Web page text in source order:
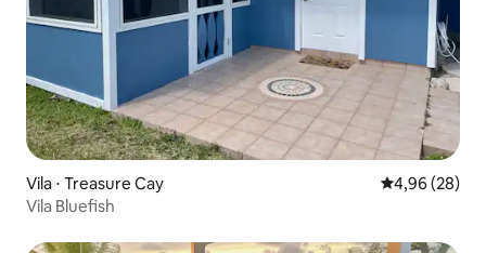
Vila ⋅ Treasure Cay 4,96 de uma
4,96 (28)
Vila Bluefish